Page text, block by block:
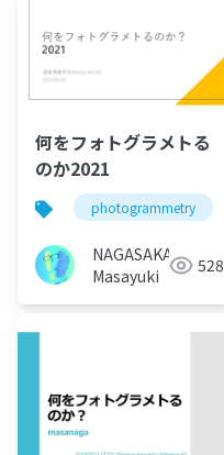
何をフォトグラメトる
のか2021
photogrammetry
NAGASAKA
Masayuki
528